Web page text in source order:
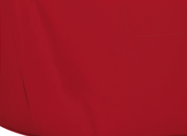
Longchamp creó Le Pliage inspirándose en
ligero que hoy día es un objeto de culto en
Pliage viene en una multitud de formas y
de colores cada temporada. Perfecto para un
es ligero como una pluma, se pliega
bolsillo y es lo bastante resistente como